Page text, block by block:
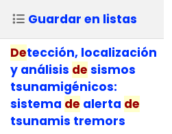
Guardar en listas
Detección, localización
y análisis de sismos
tsunamigénicos:
sistema de alerta de
tsunamis tremors